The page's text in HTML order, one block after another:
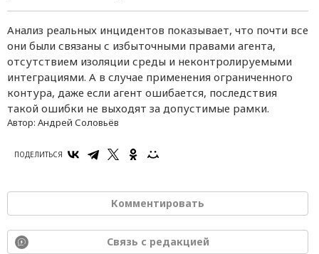
Анализ реальных инцидентов показывает, что почти все
они были связаны с избыточными правами агента,
отсутствием изоляции среды и неконтролируемыми
интеграциями. А в случае применения ограниченного
контура, даже если агент ошибается, последствия
такой ошибки не выходят за допустимые рамки.
Автор: Андрей Соловьёв
ПОДЕЛИТЬСЯ
Комментировать
Связь с редакцией